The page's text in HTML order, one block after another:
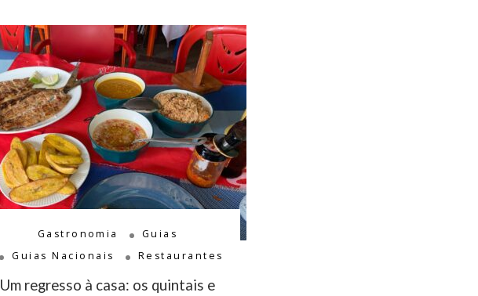
Gastronomia
Guias
Guias Nacionais
Restaurantes
Um regresso à casa: os quintais e